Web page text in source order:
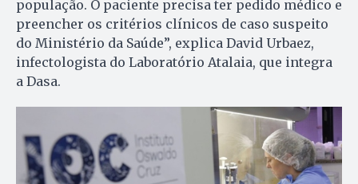
população. O paciente precisa ter pedido médico e
preencher os critérios clínicos de caso suspeito
do Ministério da Saúde”, explica David Urbaez,
infectologista do Laboratório Atalaia, que integra
a Dasa.